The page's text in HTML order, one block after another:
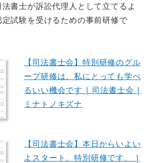
書士が訴訟代理人として立てるよ
試験を受けるための事前研修で
【司法書士会】特別研修のグル
ープ研修は、私にとっても学べ
るいい機会です | 司法書士会 |
ミナトノキズナ
【司法書士会】本日からいよい
よスタート。特別研修です。 |